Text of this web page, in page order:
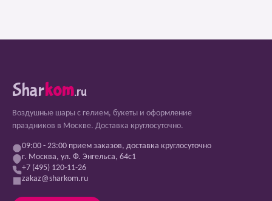
Sharkom.ru
Воздушные шары с гелием, букеты и оформление
праздников в Москве. Доставка круглосуточно.
09:00 - 23:00 прием заказов, доставка круглосуточно
г. Москва, ул. Ф. Энгельса, 64с1
+7 (495) 120-11-26
zakaz@sharkom.ru